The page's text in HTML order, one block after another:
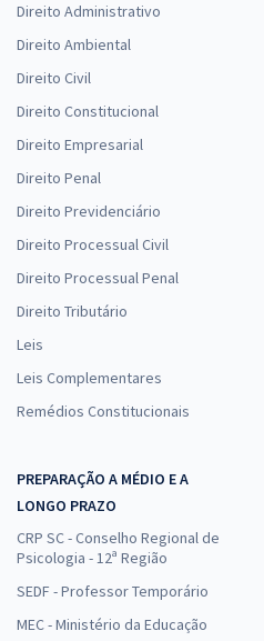
Direito Administrativo
Direito Ambiental
Direito Civil
Direito Constitucional
Direito Empresarial
Direito Penal
Direito Previdenciário
Direito Processual Civil
Direito Processual Penal
Direito Tributário
Leis
Leis Complementares
Remédios Constitucionais
PREPARAÇÃO A MÉDIO E A
LONGO PRAZO
CRP SC - Conselho Regional de
Psicologia - 12ª Região
SEDF - Professor Temporário
MEC - Ministério da Educação